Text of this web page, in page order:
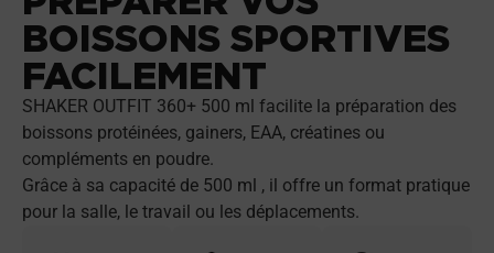
BOISSONS SPORTIVES
FACILEMENT
SHAKER OUTFIT 360+ 500 ml facilite la préparation des
boissons protéinées, gainers, EAA, créatines ou
compléments en poudre.
Grâce à sa capacité de 500 ml , il offre un format pratique
pour la salle, le travail ou les déplacements.